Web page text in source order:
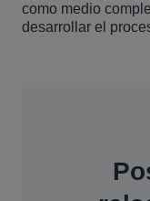
como medio
desarrollar el